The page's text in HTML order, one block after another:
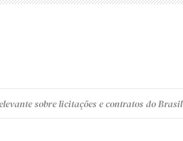
sobre licitações e contratos do Brasil